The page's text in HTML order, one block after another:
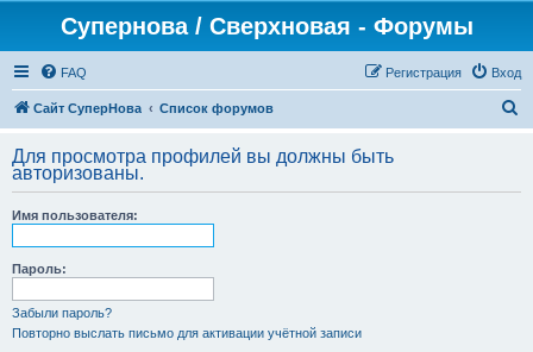
Супернова / Сверхновая - Форумы
FAQ Вход
Регистрация
Сайт СуперНова Список форумов
с
Для просмотра профилей вы должны быть
авторизованы.
Имя пользователя:
Пароль:
Забыли пароль?
Повторно выслать письмо для активации учётной записи